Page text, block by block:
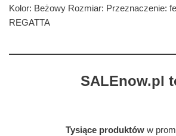
Kolor: Beżowy Rozmiar: Przeznaczenie:
REGATTA
SALEnow.pl
Tysiące produktów w